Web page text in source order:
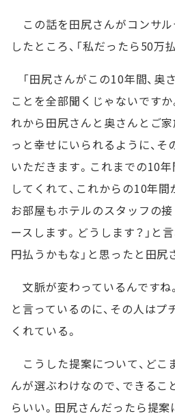
この話を田尻さんがコンサ
したところ、「私だったら50万払
「田尻さんがこの10年間、奥
ことを全部聞くじゃないですか
れから田尻さんと奥さんとご
っと幸せにいられるように、
いただきます。これまでの10
してくれて、これからの10年
お部屋もホテルのスタッフの接
ースします。どうします？」と
円払うかもな」と思ったと田尻
文脈が変わっているんですね
と言っているのに、その人は
くれている。
こうした提案について、どこ
んが選ぶわけなので、できる
らいい。田尻さんだったら提